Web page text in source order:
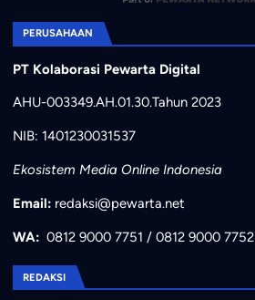
PERUSAHAAN
PT Kolaborasi Pewarta Digital
AHU-003349.AH.01.30.Tahun 2023
NIB: 1401230031537
Ekosistem Media Online Indonesia
Email: redaksi@pewarta.net
WA: 0812 9000 7751 / 0812 9000 7752
REDAKSI